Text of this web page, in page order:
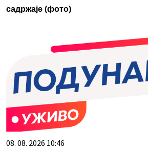
садржаје (фото)
08. 08. 2026 10:46